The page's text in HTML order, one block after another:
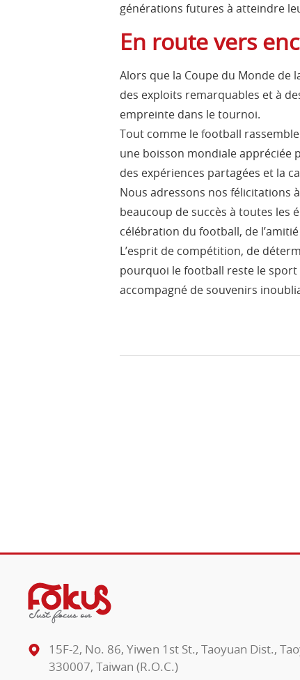
générations futures à atteindre
En route vers
Alors que la Coupe du Monde de
des exploits remarquables et à
empreinte dans le tournoi.
Tout comme le football
une boisson mondiale appréciée
des expériences partagées et la
Nous adressons nos félicitations
beaucoup de succès à toutes les
célébration du football, de
L’esprit de compétition, de
pourquoi le football reste le sport
accompagné de souvenirs
15F-2, No. 86, Yiwen 1st St., Taoyuan Dist.,
330007, Taiwan (R.O.C.)